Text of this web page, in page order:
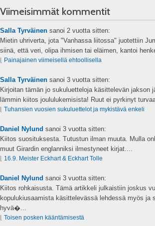
Viimeisimmät kommentit
Salla Tyrväinen sanoi 2 vuotta sitten:
Mietin uhriverta, jota "Vanhassa liitossa" juotettiin
siinä, että veri, olipa ihmisen tai eläimen, kantoi
⌊ Painajainen viimeisellä ehtoollisella
Salla Tyrväinen sanoi 3 vuotta sitten:
Kirjoitan tämän jo sukuluetteloja käsittelevän jakson
lämmin kiitos joululukemisista! Ruut ei pyrkinyt
⌊ Tuhansien vuosien sukuluettelot ja mykistävä enkeli
Daniel Nylund sanoi 3 vuotta sitten:
Kiitos suosituksesta. Tutustun ilman muuta. Mulla
muut Girardin englanniksi ilmestyneet kirjat....
⌊ 16.9. Meister Eckhart & Eckhart Tolle
Daniel Nylund sanoi 3 vuotta sitten:
Kiitos rohkaisusta. Tämä artikkeli julkaistiin joskus
kopulukiusaamista käsittelevässä lehdessä myös ja
hyvä�...
⌊ Toisen posken kääntämisestä